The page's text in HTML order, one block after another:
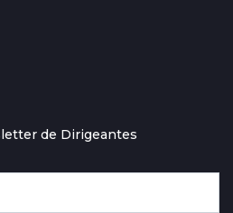
de Dirigeantes